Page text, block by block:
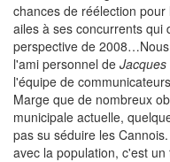
chances de réélection
ailes à ses concurrents qui
perspective de
l'ami personnel de
l'équipe de
Marge que de nombreux
municipale actuelle,
pas su séduire les
avec la population, c'est un